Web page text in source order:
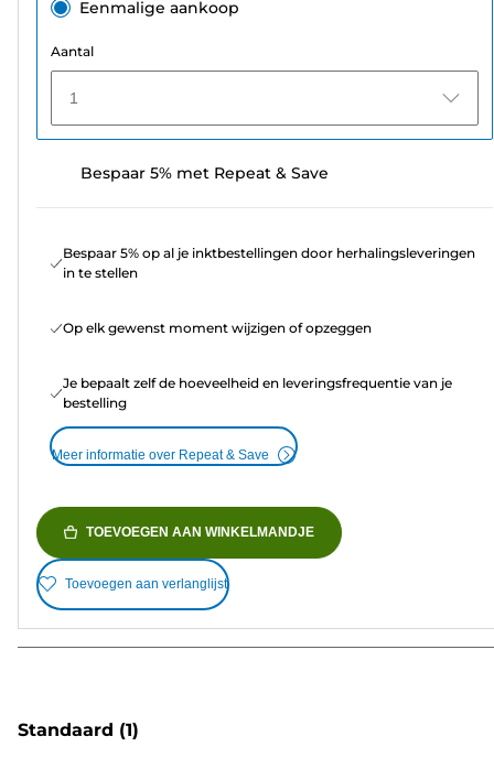
Eenmalige aankoop
Aantal
1
Bespaar 5% met Repeat & Save
Bespaar 5% op al je inktbestellingen door herhalingsleveringen
in te stellen
Op elk gewenst moment wijzigen of opzeggen
Je bepaalt zelf de hoeveelheid en leveringsfrequentie van je
bestelling
Meer informatie over Repeat & Save
TOEVOEGEN AAN WINKELMANDJE
Toevoegen aan verlanglijst
Standaard (1)